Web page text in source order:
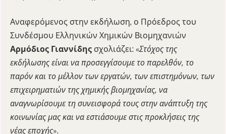
Αναφερόμενος στην εκδήλωση, ο Πρόεδρος του
Συνδέσμου Ελληνικών Χημικών Βιομηχανιών
Αρμόδιος Γιαννίδης σχολιάζει: «Στόχος της
εκδήλωσης είναι να προσεγγίσουμε το παρελθόν, το
παρόν και το μέλλον των εργατών, των επιστημόνων, των
επιχειρηματιών της χημικής βιομηχανίας, να
αναγνωρίσουμε τη συνεισφορά τους στην ανάπτυξη της
κοινωνίας μας και να εστιάσουμε στις προκλήσεις της
νέας εποχής».